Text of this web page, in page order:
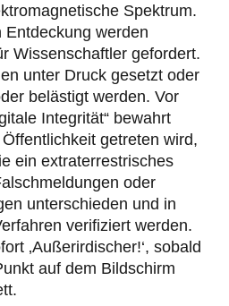
Spektrum.
werden
Wissenschaftler gefordert.
unter Druck gesetzt oder
belästigt werden. Vor
Integrität“ bewahrt
getreten wird,
ein extraterrestrisches
oder
unterschieden und in
verifiziert werden.
‚Außerirdischer!‘, sobald
auf dem Bildschirm